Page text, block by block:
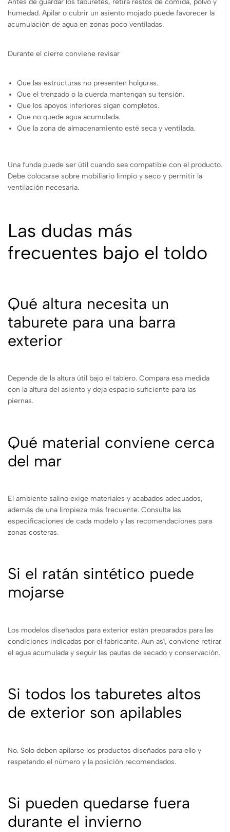
humedad. Apilar o cubrir un asiento mojado puede favorecer la
acumulación de agua en zonas poco ventiladas.
Durante el cierre conviene revisar
Que las estructuras no presenten holguras.
Que el trenzado o la cuerda mantengan su tensión.
Que los apoyos inferiores sigan completos.
Que no quede agua acumulada.
Que la zona de almacenamiento esté seca y ventilada.
Una funda puede ser útil cuando sea compatible con el producto.
Debe colocarse sobre mobiliario limpio y seco y permitir la
ventilación necesaria.
Las dudas más
frecuentes bajo el toldo
Qué altura necesita un
taburete para una barra
exterior
Depende de la altura útil bajo el tablero. Compara esa medida
con la altura del asiento y deja espacio suficiente para las
piernas.
Qué material conviene cerca
del mar
El ambiente salino exige materiales y acabados adecuados,
además de una limpieza más frecuente. Consulta las
especificaciones de cada modelo y las recomendaciones para
zonas costeras.
Si el ratán sintético puede
mojarse
Los modelos diseñados para exterior están preparados para las
condiciones indicadas por el fabricante. Aun así, conviene retirar
el agua acumulada y seguir las pautas de secado y conservación.
Si todos los taburetes altos
de exterior son apilables
No. Solo deben apilarse los productos diseñados para ello y
respetando el número y la posición recomendados.
Si pueden quedarse fuera
durante el invierno